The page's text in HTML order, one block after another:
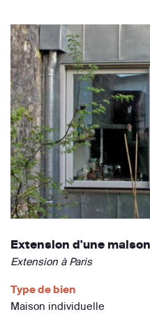
Extension d'une
Extension à Paris
Type de bien
Maison individuelle